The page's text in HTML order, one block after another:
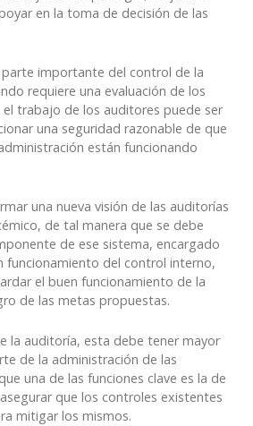
en la toma de decisión de las
importante del control de la
requiere una evaluación de los
trabajo de los auditores puede ser
una seguridad razonable de que
están funcionando
una nueva visión de las auditorías
de tal manera que se debe
de ese sistema, encargado
funcionamiento del control interno,
el buen funcionamiento de la
de las metas propuestas.
la auditoría, esta debe tener mayor
de la administración de las
una de las funciones clave es la de
que los controles existentes
mitigar los mismos.